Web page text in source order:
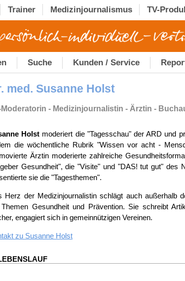
Trainer Medizinjournalismus TV-
Suche Kunden / Service
med. Susanne Holst
Moderatorin - Medizinjournalistin - Ärztin -
Holst moderiert die "Tagesschau" der ARD und
die wöchentliche Rubrik "Wissen vor acht -
Ärztin moderierte zahlreiche
Gesundheit", die "Visite" und "DAS! tut gut" des
sie die "Tagesthemen".
Herz der Medizinjournalistin schlägt auch außerhalb
Gesundheit und Prävention. Sie schreibt
engagiert sich in gemeinnützigen Vereinen.
zu Susanne Holst